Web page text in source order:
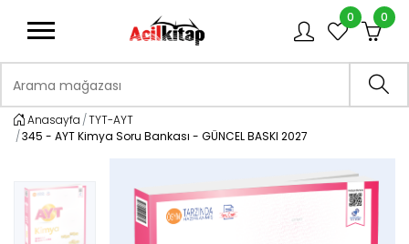
0 0
Anasayfa TYT-AYT
345 - AYT Kimya Soru Bankası - GÜNCEL BASKI 2027